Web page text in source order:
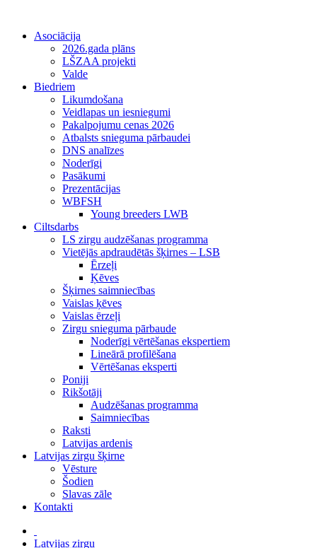
Asociācija
2026.gada plāns
LŠZAA projekti
Valde
Biedriem
Likumdošana
Veidlapas un iesniegumi
Pakalpojumu cenas 2026
Atbalsts snieguma pārbaudei
DNS analīzes
Noderīgi
Pasākumi
Prezentācijas
WBFSH
Young breeders LWB
Ciltsdarbs
LS zirgu audzēšanas programma
Vietējās apdraudētās šķirnes – LSB
Ērzeļi
Ķēves
Šķirnes saimniecības
Vaislas ķēves
Vaislas ērzeļi
Zirgu snieguma pārbaude
Noderīgi vērtēšanas ekspertiem
Lineārā profilēšana
Vērtēšanas eksperti
Poniji
Rikšotāji
Audzēšanas programma
Saimniecības
Raksti
Latvijas ardenis
Latvijas zirgu šķirne
Vēsture
Šodien
Slavas zāle
Kontakti
Latvijas zirgu